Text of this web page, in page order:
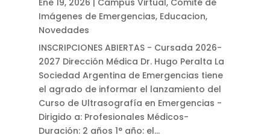
Ene 19, 2026 | Campus Virtual, Comité de
Imágenes de Emergencias, Educacion,
Novedades
INSCRIPCIONES ABIERTAS - Cursada 2026-
2027 Dirección Médica Dr. Hugo Peralta La
Sociedad Argentina de Emergencias tiene
el agrado de informar el lanzamiento del
Curso de Ultrasografía en Emergencias -
Dirigido a: Profesionales Médicos-
Duración: 2 años 1° año: el...